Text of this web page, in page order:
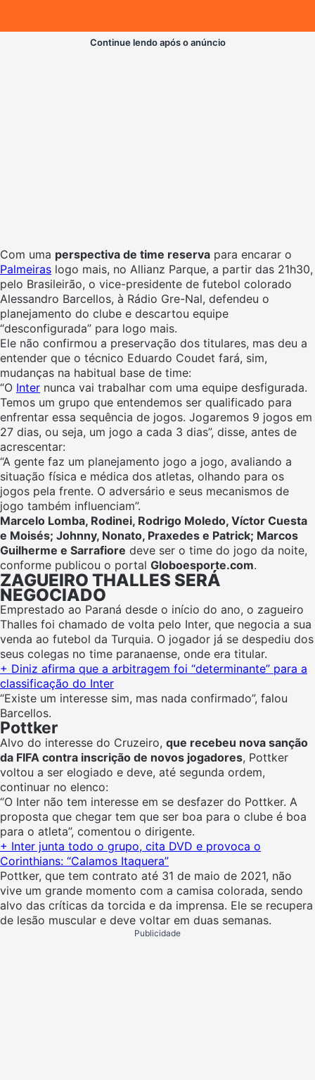
Continue lendo após o anúncio
Com uma perspectiva de time reserva para encarar o
Palmeiras logo mais, no Allianz Parque, a partir das 21h30,
pelo Brasileirão, o vice-presidente de futebol colorado
Alessandro Barcellos, à Rádio Gre-Nal, defendeu o
planejamento do clube e descartou equipe
“desconfigurada” para logo mais.
Ele não confirmou a preservação dos titulares, mas deu a
entender que o técnico Eduardo Coudet fará, sim,
mudanças na habitual base de time:
“O Inter nunca vai trabalhar com uma equipe desfigurada.
Temos um grupo que entendemos ser qualificado para
enfrentar essa sequência de jogos. Jogaremos 9 jogos em
27 dias, ou seja, um jogo a cada 3 dias”, disse, antes de
acrescentar:
“A gente faz um planejamento jogo a jogo, avaliando a
situação física e médica dos atletas, olhando para os
jogos pela frente. O adversário e seus mecanismos de
jogo também influenciam”.
Marcelo Lomba, Rodinei, Rodrigo Moledo, Víctor Cuesta
e Moisés; Johnny, Nonato, Praxedes e Patrick; Marcos
Guilherme e Sarrafiore deve ser o time do jogo da noite,
conforme publicou o portal Globoesporte.com.
ZAGUEIRO THALLES SERÁ
NEGOCIADO
Emprestado ao Paraná desde o início do ano, o zagueiro
Thalles foi chamado de volta pelo Inter, que negocia a sua
venda ao futebol da Turquia. O jogador já se despediu dos
seus colegas no time paranaense, onde era titular.
+ Diniz afirma que a arbitragem foi “determinante” para a
classificação do Inter
“Existe um interesse sim, mas nada confirmado”, falou
Barcellos.
Pottker
Alvo do interesse do Cruzeiro, que recebeu nova sanção
da FIFA contra inscrição de novos jogadores, Pottker
voltou a ser elogiado e deve, até segunda ordem,
continuar no elenco:
“O Inter não tem interesse em se desfazer do Pottker. A
proposta que chegar tem que ser boa para o clube é boa
para o atleta”, comentou o dirigente.
+ Inter junta todo o grupo, cita DVD e provoca o
Corinthians: “Calamos Itaquera”
Pottker, que tem contrato até 31 de maio de 2021, não
vive um grande momento com a camisa colorada, sendo
alvo das críticas da torcida e da imprensa. Ele se recupera
de lesão muscular e deve voltar em duas semanas.
Publicidade